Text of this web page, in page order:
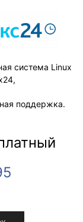
система Linux
поддержка.